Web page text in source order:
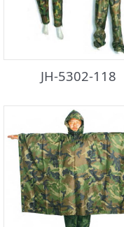
JH-5302-118